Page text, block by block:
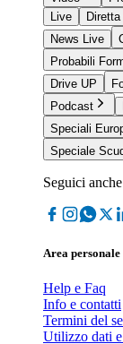
Live
News Live
Probabili
Drive UP
Podcast
Speciali
Speciale
Seguici
Area personale
Help e Faq
Info e contatti
Termini del
Utilizzo dati